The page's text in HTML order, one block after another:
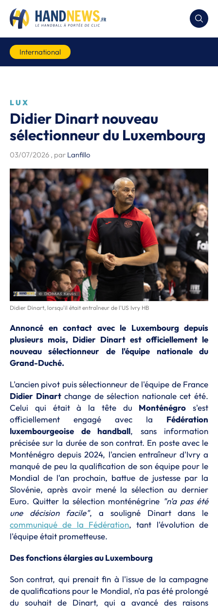
International
LUX
Didier Dinart nouveau
sélectionneur du Luxembourg
03/07/2026 , par Lanfillo
Didier Dinart, lorsqu'il était entraîneur de l'US Ivry HB
Annoncé en contact avec le Luxembourg depuis
plusieurs mois, Didier Dinart est officiellement le
nouveau sélectionneur de l'équipe nationale du
Grand-Duché.
L'ancien pivot puis sélectionneur de l'équipe de France
Didier Dinartchange de sélection nationale cet été.
Celui qui était à la tête du Monténégro s'est
officiellement engagé avec la Fédération
luxembourgeoise de handball, sans information
précisée sur la durée de son contrat. En poste avec le
Monténégro depuis 2024, l'ancien entraîneur d'Ivry a
manqué de peu la qualification de son équipe pour le
Mondial de l'an prochain, battue de justesse par la
Slovénie, après avoir mené la sélection au dernier
Euro. Quitter la sélection monténégrine "n'a pas été
une décision facile", a souligné Dinart dans le
communiqué de la Fédération, tant l'évolution de
l'équipe était prometteuse.
Des fonctions élargies au Luxembourg
Son contrat, qui prenait fin à l'issue de la campagne
de qualifications pour le Mondial, n'a pas été prolongé
du souhait de Dinart, qui a avancé des raisons